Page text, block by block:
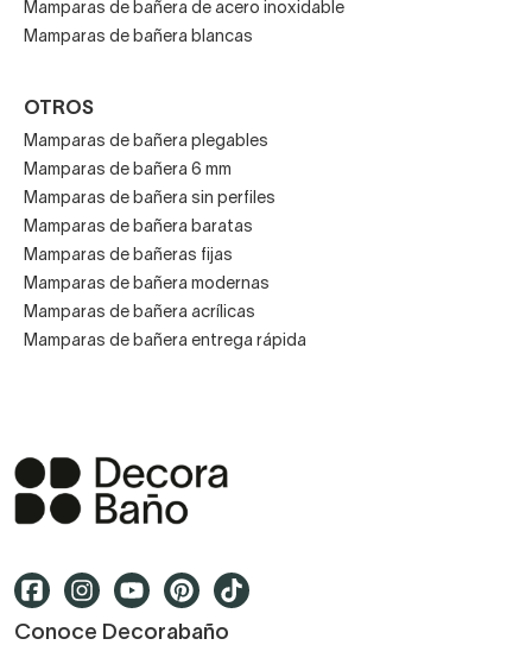
Mamparas de bañera de acero inoxidable
Mamparas de bañera blancas
OTROS
Mamparas de bañera plegables
Mamparas de bañera 6 mm
Mamparas de bañera sin perfiles
Mamparas de bañera baratas
Mamparas de bañeras fijas
Mamparas de bañera modernas
Mamparas de bañera acrílicas
Mamparas de bañera entrega rápida
Conoce Decorabaño